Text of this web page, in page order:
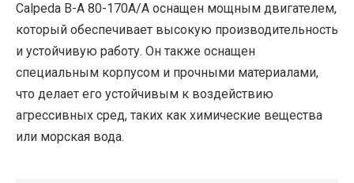
Calpeda B-A 80-170A/A оснащен мощным двигателем,
который обеспечивает высокую производительность
и устойчивую работу. Он также оснащен
специальным корпусом и прочными материалами,
что делает его устойчивым к воздействию
агрессивных сред, таких как химические вещества
или морская вода.